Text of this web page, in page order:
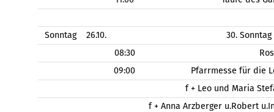
Sonntag 26.10.
30.
08:30
09:00
Pfarrmesse für die
f + Leo und Maria
f + Anna Arzberger u.Robert